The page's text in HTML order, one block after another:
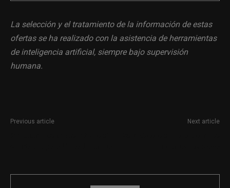
La selección y el tratamiento de la información de estas
ofertas se ha realizado con la asistencia de herramientas
de inteligencia artificial, siempre bajo supervisión
humana.
Previous article Next article